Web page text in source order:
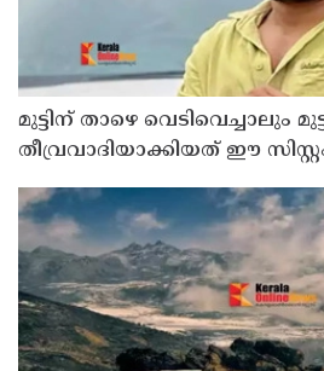
മുട്ടിന് താഴെ വെടിവെച്ചാലും
തീവ്രവാദിയാക്കിയത് ഈ